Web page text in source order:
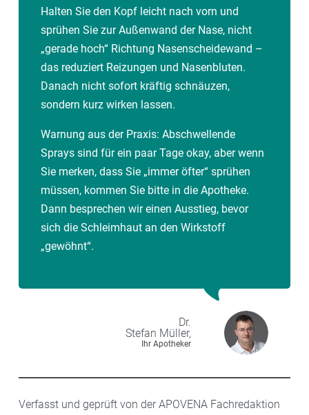
Halten Sie den Kopf leicht nach vorn und
sprühen Sie zur Außenwand der Nase, nicht
„gerade hoch“ Richtung Nasenscheidewand –
das reduziert Reizungen und Nasenbluten.
Danach nicht sofort kräftig schnäuzen,
sondern kurz wirken lassen.
Warnung aus der Praxis: Abschwellende
Sprays sind für ein paar Tage okay, aber wenn
Sie merken, dass Sie „immer öfter“ sprühen
müssen, kommen Sie bitte in die Apotheke.
Dann besprechen wir einen Ausstieg, bevor
sich die Schleimhaut an den Wirkstoff
„gewöhnt“.
Dr.
Stefan Müller,
Ihr Apotheker
Verfasst und geprüft von der APOVENA Fachredaktion